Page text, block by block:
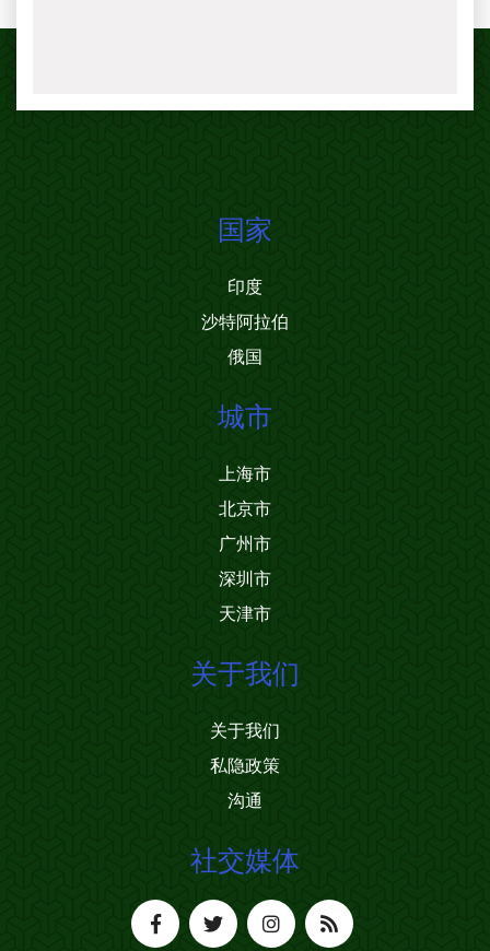
国家
印度
沙特阿拉伯
俄国
城市
上海市
北京市
广州市
深圳市
天津市
关于我们
关于我们
私隐政策
沟通
社交媒体